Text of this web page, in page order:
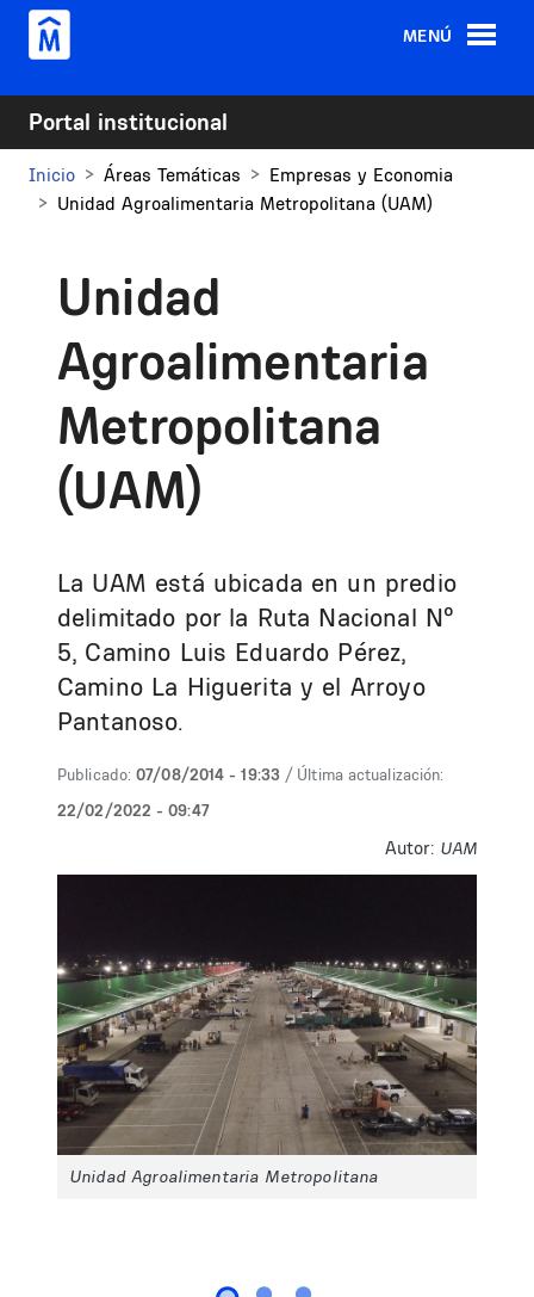
Pasar al contenido principal
MENÚ
Portal institucional
Inicio Áreas Temáticas
Empresas y Economia
Unidad Agroalimentaria Metropolitana (UAM)
Unidad
Agroalimentaria
Metropolitana
(UAM)
La UAM está ubicada en un predio
delimitado por la Ruta Nacional Nº
5, Camino Luis Eduardo Pérez,
Camino La Higuerita y el Arroyo
Pantanoso.
Publicado: 07/08/2014 - 19:33 / Última actualización:
22/02/2022 - 09:47
Autor: UAM
Unidad Agroalimentaria Metropolitana